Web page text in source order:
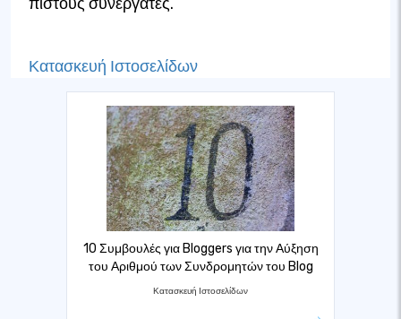
Κατασκευή Ιστοσελίδων
10 Συμβουλές για Bloggers για την Αύξηση
του Αριθμού των Συνδρομητών του Blog
Κατασκευή Ιστοσελίδων